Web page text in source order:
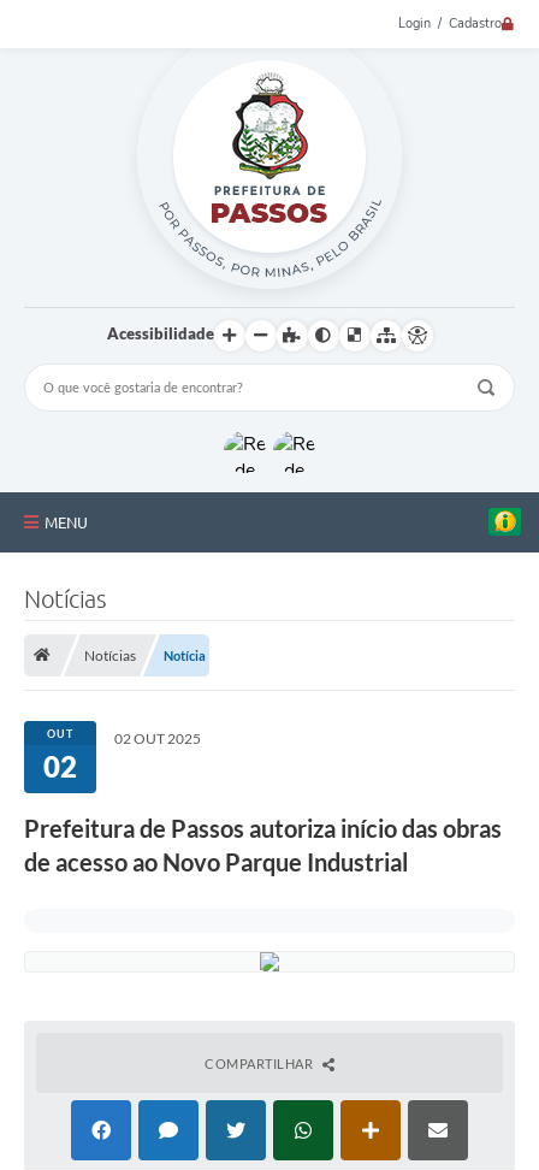
Login / Cadastro
Acessibilidade
MENU
Estrutura Administrativa
Galeria de Fotos
Notícias
Notícias Notícia
OUT
02
02 OUT 2025
Prefeitura de Passos autoriza início das obras
de acesso ao Novo Parque Industrial
COMPARTILHAR